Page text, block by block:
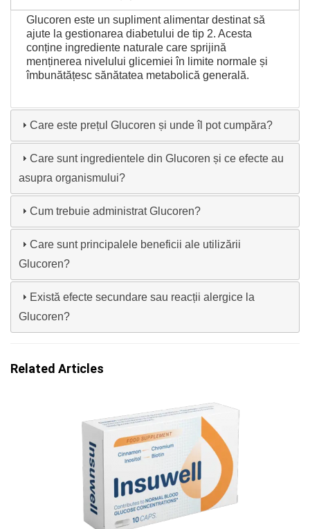
Glucoren este un supliment alimentar destinat să
ajute la gestionarea diabetului de tip 2. Acesta
conține ingrediente naturale care sprijină
menținerea nivelului glicemiei în limite normale și
îmbunătățesc sănătatea metabolică generală.
Care este prețul Glucoren și unde îl pot cumpăra?
Care sunt ingredientele din Glucoren și ce efecte au
asupra organismului?
Cum trebuie administrat Glucoren?
Care sunt principalele beneficii ale utilizării
Glucoren?
Există efecte secundare sau reacții alergice la
Glucoren?
Related Articles